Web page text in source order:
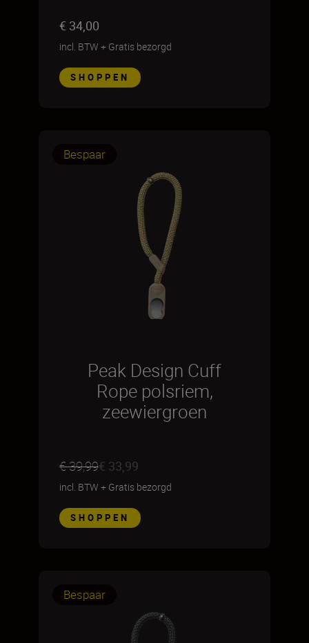
€ 34,00
incl. BTW + Gratis bezorgd
SHOPPEN
Bespaar
Peak Design Cuff
Rope polsriem,
zeewiergroen
€ 39,99€ 33,99
incl. BTW + Gratis bezorgd
SHOPPEN
Bespaar